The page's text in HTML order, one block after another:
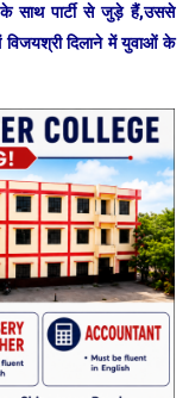
के साथ पार्टी से जुड़े हैं,उससे
विजयश्री दिलाने में युवाओं के